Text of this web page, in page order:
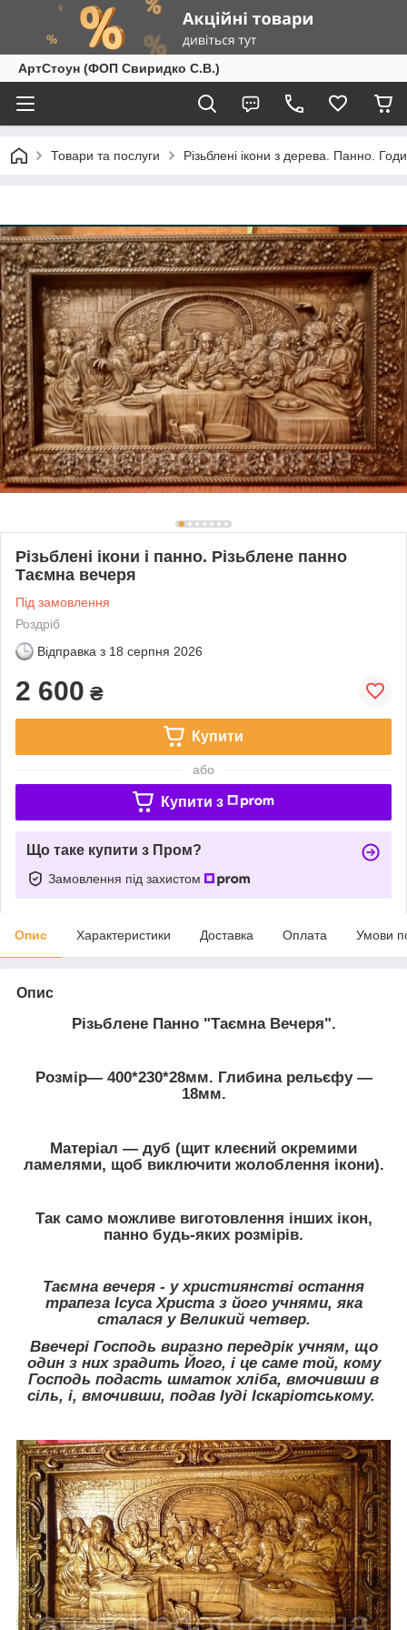
АртСтоун (ФОП Свиридко С.В.)
Товари та послуги Різьблені ікони з дерева. Панно.
Різьблені ікони і панно. Різьблене панно
Таємна вечеря
Під замовлення
Роздріб
Відправка з 18 серпня 2026
2 600 ₴
Купити
або
Купити з
Що таке купити з Пром?
Замовлення під захистом
Опис Характеристики Доставка Оплата Умови
Опис
Різьблене Панно "Таємна Вечеря".
Розмір― 400*230*28мм. Глибина рельєфу ―
18мм.
Матеріал ― дуб (щит клеєний окремими
ламелями, щоб виключити жолоблення ікони).
Так само можливе виготовлення інших ікон,
панно будь-яких розмірів.
Таємна вечеря - у християнстві остання
трапеза Ісуса Христа з його учнями, яка
сталася у Великий четвер.
Ввечері Господь виразно передрік учням, що
один з них зрадить Його, і це саме той, кому
Господь подасть шматок хліба, вмочивши в
сіль, і, вмочивши, подав Іуді Іскаріотському.